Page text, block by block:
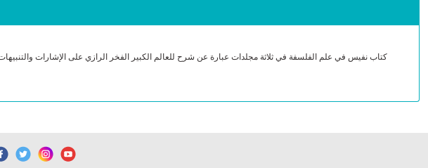
كتاب نفيس في علم الفلسفة في ثلاثة مجلدات عبارة عن شرح للعالم الكبير الفخر الرازي على الإشارات